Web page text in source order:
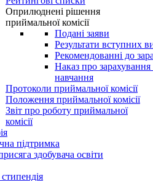
Оприлюднені рішення
приймальної комісії
Подані заяви
Результати вступних
Рекомендованні до
Наказ про зарахування
навчання
Протоколи приймальної комісії
Положення приймальної комісії
Звіт про роботу приймальної
комісії
підтримка
здобувача освіти